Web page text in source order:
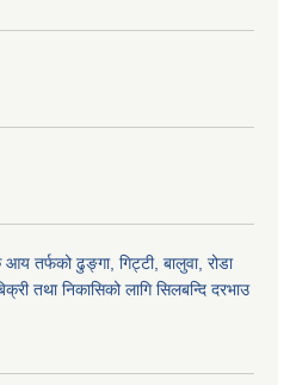
तर्फको ढुङ्गा, गिट्टी, बालुवा, रोडा
तथा निकासिको लागि सिलबन्दि दरभाउ